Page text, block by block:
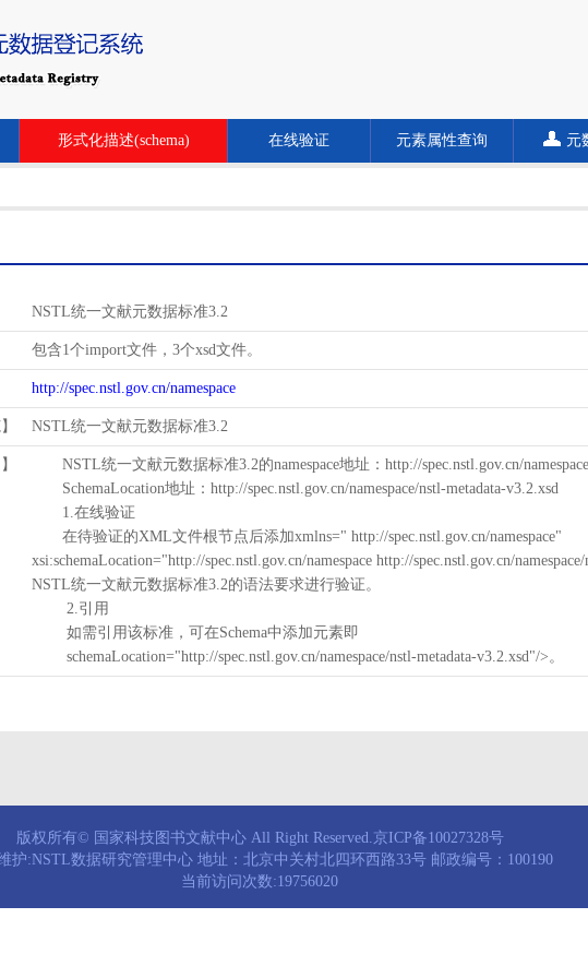
形式化描述(schema) 在线验证 元素属性查询 元
NSTL统一文献元数据标准3.2
包含1个import文件，3个xsd文件。
http://spec.nstl.gov.cn/namespace
NSTL统一文献元数据标准3.2
NSTL统一文献元数据标准3.2的namespace地址：http://spec.nstl.gov.cn/namespace
SchemaLocation地址：http://spec.nstl.gov.cn/namespace/nstl-metadata-v3.2.xsd
1.在线验证
在待验证的XML文件根节点后添加xmlns=" http://spec.nstl.gov.cn/namespace"
xsi:schemaLocation="http://spec.nstl.gov.cn/namespace http://spec.nstl.gov.cn/
NSTL统一文献元数据标准3.2的语法要求进行验证。
2.引用
如需引用该标准，可在Schema中添加元素即
schemaLocation="http://spec.nstl.gov.cn/namespace/nstl-metadata-v3.2.xsd"/>。
版权所有© 国家科技图书文献中心 All Right Reserved.京ICP备10027328号
护:NSTL数据研究管理中心 地址：北京中关村北四环西路33号 邮政编号：100190
当前访问次数:19756020